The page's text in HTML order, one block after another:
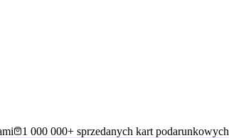
1 000 000+ sprzedanych kart podarunkowych